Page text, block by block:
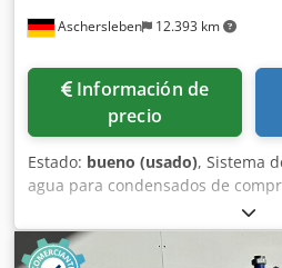
Aschersleben 12.393 km
Información de
precio
Estado: bueno (usado), Sistema
agua para condensados de
exteriores: Diámetro: 600 mm
aproximadamente 50 kg
bueno, usado.